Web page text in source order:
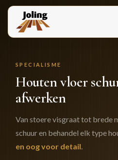
SPECIALISME
Houten vloer
afwerken
Van stoere visgraat tot brede
schuur en behandel elk type
en oog voor detail.